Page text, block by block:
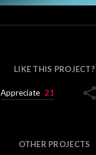
LIKE THIS PROJECT?
Appreciate 21
OTHER PROJECTS